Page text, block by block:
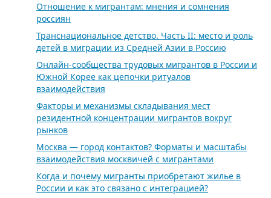
Отношение к мигрантам: мнения и сомнения
россиян
Транснациональное детство. Часть II: место и роль
детей в миграции из Средней Азии в Россию
Онлайн-сообщества трудовых мигрантов в России и
Южной Корее как цепочки ритуалов
взаимодействия
Факторы и механизмы складывания мест
резидентной концентрации мигрантов вокруг
рынков
Москва — город контактов? Форматы и масштабы
взаимодействия москвичей с мигрантами
Когда и почему мигранты приобретают жилье в
России и как это связано с интеграцией?